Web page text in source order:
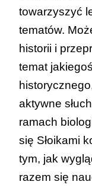
towarzyszyć
tematów.
historii i
temat
aktywne
ramach
się Słoikami
tym, jak
razem się